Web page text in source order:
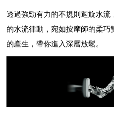
透過強勁有力的不規則迴旋水
的水流律動，宛如按摩師的柔
的產生，帶你進入深層放鬆。